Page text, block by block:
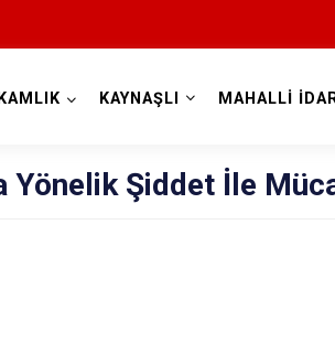
KAYNAŞLI MAHALLİ
Yönelik Şiddet İle